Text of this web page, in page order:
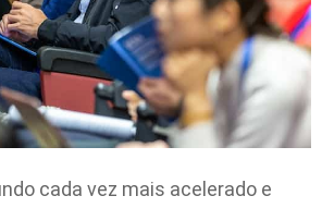
cada vez mais acelerado e